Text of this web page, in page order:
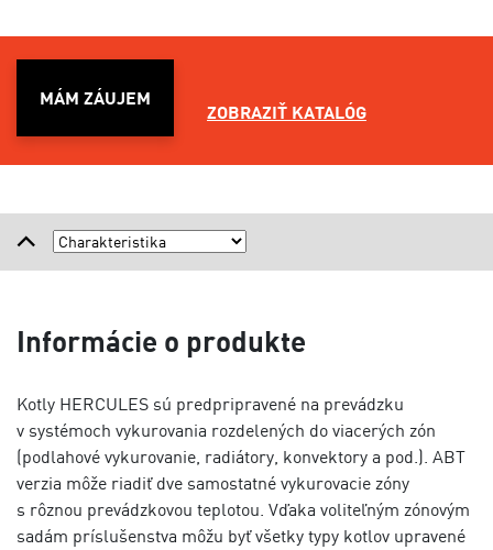
MÁM ZÁUJEM
ZOBRAZIŤ KATALÓG
Informácie o produkte
Kotly HERCULES sú predpripravené na prevádzku
v systémoch vykurovania rozdelených do viacerých zón
(podlahové vykurovanie, radiátory, konvektory a pod.). ABT
verzia môže riadiť dve samostatné vykurovacie zóny
s rôznou prevádzkovou teplotou. Vďaka voliteľným zónovým
sadám príslušenstva môžu byť všetky typy kotlov upravené